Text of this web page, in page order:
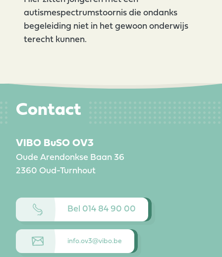
autismespectrumstoornis die ondanks
begeleiding niet in het gewoon onderwijs
terecht kunnen.
Contact
VIBO BuSO OV3
Oude Arendonkse Baan 36
2360 Oud-Turnhout
Bel 014 84 90 00
info.ov3@vibo.be